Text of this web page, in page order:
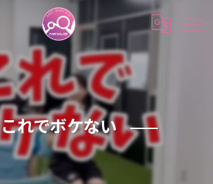
これでボケない